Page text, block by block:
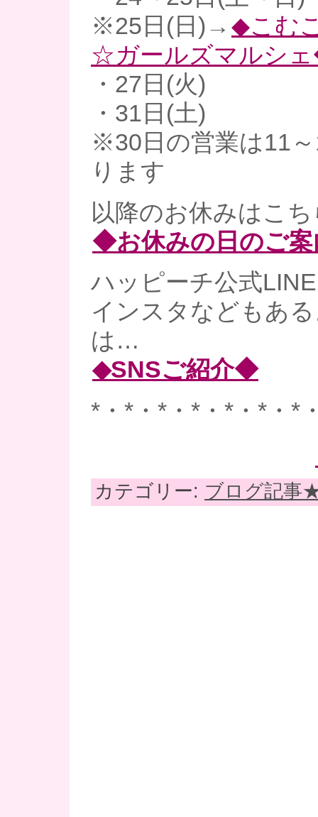
※25日(日)→ ◆こむ
☆ガールズマルシ
・27日(火)
・31日(土)
※30日の営業は11
ります
以降のお休みはこ
◆お休みの日のご
ハッピーチ公式
インスタなどもあ
は…
◆SNSご紹介◆
*・*・*・*・*・*・*
カテゴリー: ブログ記事